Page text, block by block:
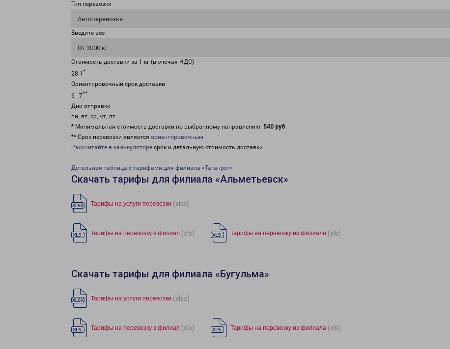
Тип перевозки
Автоперевозка
Введите вес
От 3000 кг
Стоимость доставки за 1 кг (включая НДС)
28.1 *
Ориентировочный срок доставки
6 - 7**
Дни отправки
пн, вт, ср, чт, пт
* Минимальная стоимость доставки по выбранному направлению: 540 руб.
** Срок перевозки является ориентировочным
Рассчитайте в калькуляторе срок и детальную стоимость доставки.
Детальная таблица с тарифами для филиала «Таганрог»
Скачать тарифы для филиала «Альметьевск»
Тарифы на услуги перевозки (xlsx)
Тарифы на перевозку в филиал (xls) Тарифы на перевозку из филиала (xls)
Скачать тарифы для филиала «Бугульма»
Тарифы на услуги перевозки (xlsx)
Тарифы на перевозку в филиал (xls) Тарифы на перевозку из филиала (xls)